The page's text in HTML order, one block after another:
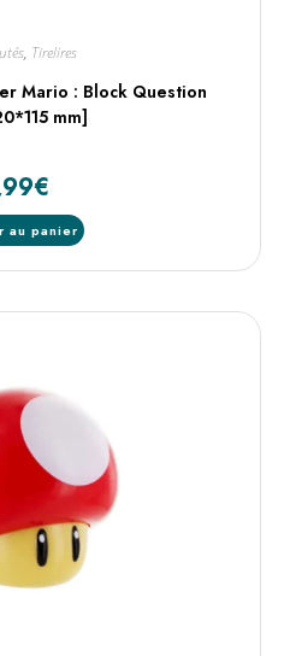
, Tirelires
Mario : Block Question
mm]
€
au panier